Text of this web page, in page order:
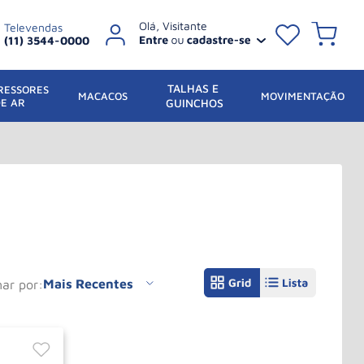
Televendas
(11) 3544-0000
AR
MACACOS
TALHAS E
GUINCHOS
MOVIMENTAÇÃO
por Mais Recentes